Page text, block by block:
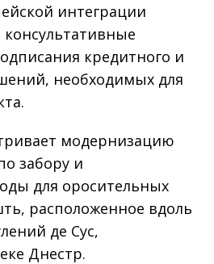
интеграции
консультативные
кредитного и
необходимых для
модернизацию
забору и
для оросительных
расположенное вдоль
де Сус,
Днестр.